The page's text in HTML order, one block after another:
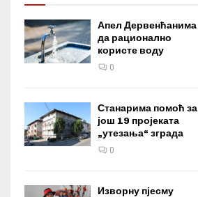
Апел Дервенћанима
да рационално
користе воду
0
Станарима помоћ за
још 19 пројеката
„утезања“ зграда
0
Изворну пјесму